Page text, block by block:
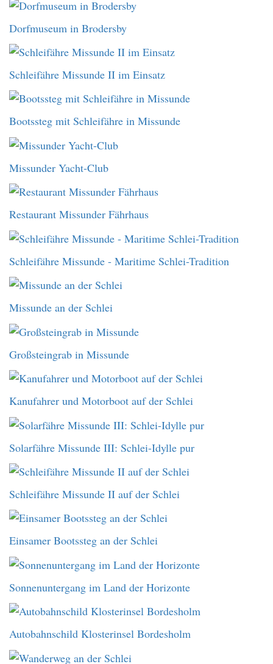
Dorfmuseum in Brodersby
Schleifähre Missunde II im Einsatz
Bootssteg mit Schleifähre in Missunde
Missunder Yacht-Club
Restaurant Missunder Fährhaus
Schleifähre Missunde - Maritime Schlei-Tradition
Missunde an der Schlei
Großsteingrab in Missunde
Kanufahrer und Motorboot auf der Schlei
Solarfähre Missunde III: Schlei-Idylle pur
Schleifähre Missunde II auf der Schlei
Einsamer Bootssteg an der Schlei
Sonnenuntergang im Land der Horizonte
Autobahnschild Klosterinsel Bordesholm